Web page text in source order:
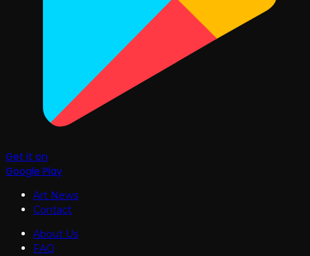
Get it on
Google Play
Art News
Contact
About Us
FAQ